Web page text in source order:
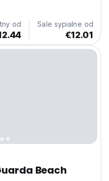
. At Guarda
a garden and
od Sale sypialne od
€12.01
Beach